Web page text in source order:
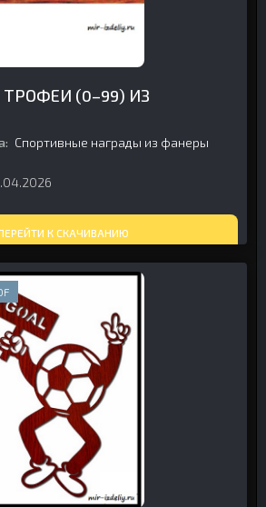
(0–99) ИЗ
Спортивные награды из фанеры
К СКАЧИВАНИЮ